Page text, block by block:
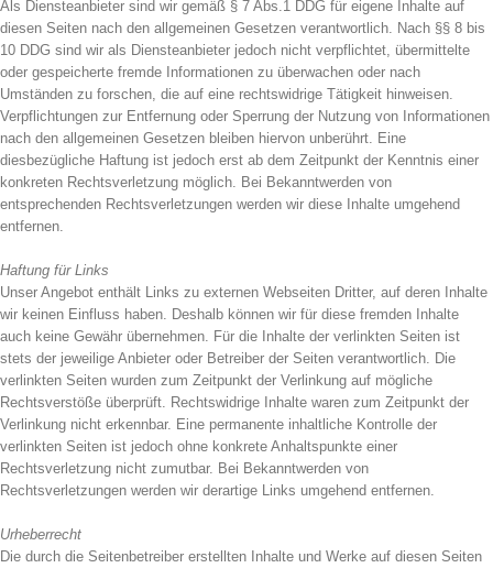
Als Diensteanbieter sind wir gemäß § 7 Abs.1 DDG für eigene Inhalte auf
diesen Seiten nach den allgemeinen Gesetzen verantwortlich. Nach §§ 8 bis
10 DDG sind wir als Diensteanbieter jedoch nicht verpflichtet, übermittelte
oder gespeicherte fremde Informationen zu überwachen oder nach
Umständen zu forschen, die auf eine rechtswidrige Tätigkeit hinweisen.
Verpflichtungen zur Entfernung oder Sperrung der Nutzung von Informationen
nach den allgemeinen Gesetzen bleiben hiervon unberührt. Eine
diesbezügliche Haftung ist jedoch erst ab dem Zeitpunkt der Kenntnis einer
konkreten Rechtsverletzung möglich. Bei Bekanntwerden von
entsprechenden Rechtsverletzungen werden wir diese Inhalte umgehend
entfernen.
Haftung für Links
Unser Angebot enthält Links zu externen Webseiten Dritter, auf deren Inhalte
wir keinen Einfluss haben. Deshalb können wir für diese fremden Inhalte
auch keine Gewähr übernehmen. Für die Inhalte der verlinkten Seiten ist
stets der jeweilige Anbieter oder Betreiber der Seiten verantwortlich. Die
verlinkten Seiten wurden zum Zeitpunkt der Verlinkung auf mögliche
Rechtsverstöße überprüft. Rechtswidrige Inhalte waren zum Zeitpunkt der
Verlinkung nicht erkennbar. Eine permanente inhaltliche Kontrolle der
verlinkten Seiten ist jedoch ohne konkrete Anhaltspunkte einer
Rechtsverletzung nicht zumutbar. Bei Bekanntwerden von
Rechtsverletzungen werden wir derartige Links umgehend entfernen.
Urheberrecht
Die durch die Seitenbetreiber erstellten Inhalte und Werke auf diesen Seiten